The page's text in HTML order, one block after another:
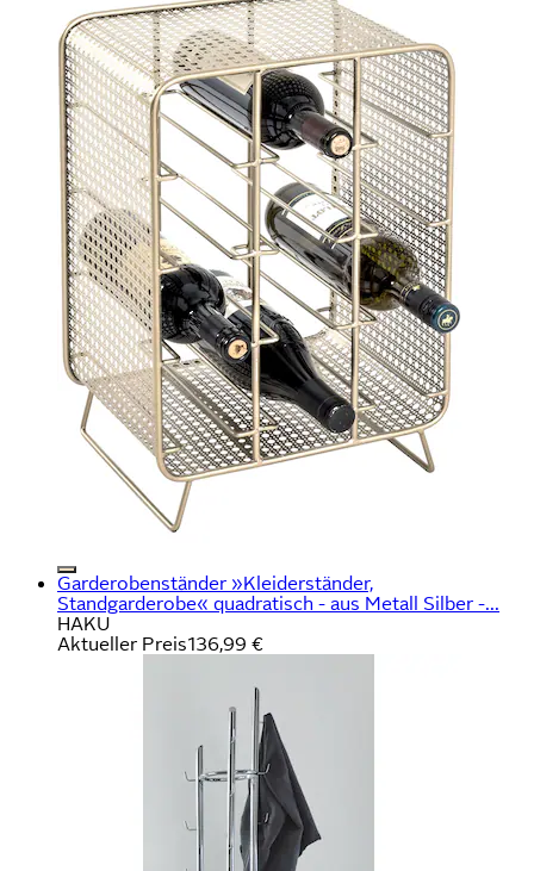
Garderobenständer »Kleiderständer,
Standgarderobe« quadratisch - aus Metall Silber -...
HAKU
Aktueller Preis136,99 €